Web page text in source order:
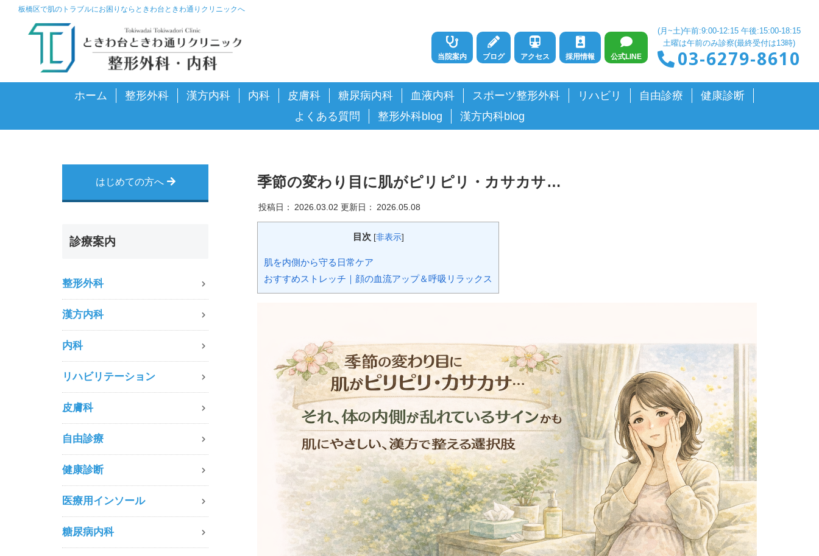
板橋区で肌のトラブルにお困りならときわ台ときわ通りクリニックへ
当院案内 ブログ アクセス 採用情報 公式LINE
(月~土)午前:9:00-12:15 午後:15:00-18:15
土曜は午前のみ診察(最終受付は13時)
03-6279-8610
ホーム 整形外科 漢方内科 内科 皮膚科 糖尿病内科 血液内科 スポーツ整形外科 リハビリ 自由診療
健康診断
よくある質問
整形外科blog 漢方内科blog
季節の変わり目に肌がピリピリ・カサカサ…
更新日： 2026.05.08
投稿日： 2026.03.02
目次 [非表示]
肌を内側から守る日常ケア
おすすめストレッチ｜顔の血流アップ＆呼吸リラックス
はじめての方へ
診療案内
整形外科
漢方内科
内科
リハビリテーション
皮膚科
自由診療
健康診断
医療用インソール
糖尿病内科